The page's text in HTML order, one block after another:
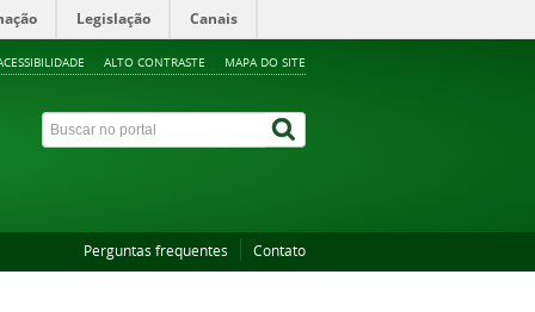
Legislação Canais
ALTO CONTRASTE MAPA DO SITE
Perguntas frequentes Contato